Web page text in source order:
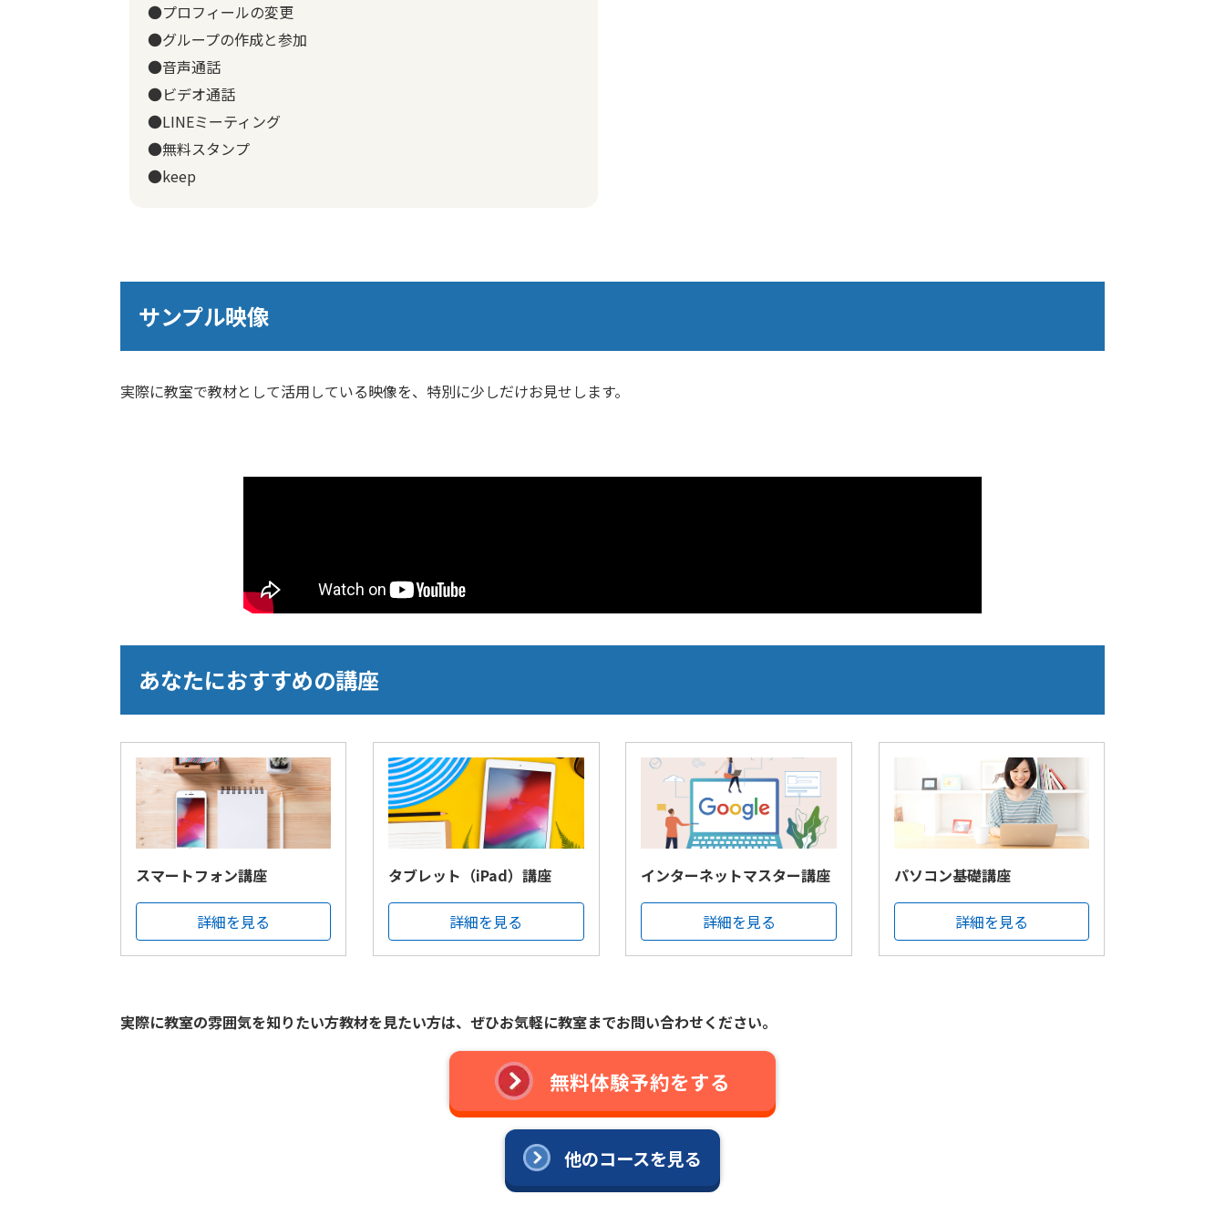
●プロフィールの変更
●グループの作成と参加
●音声通話
●ビデオ通話
●LINEミーティング
●無料スタンプ
●keep
サンプル映像
実際に教室で教材として活用している映像を、特別に少しだけお見せします。
あなたにおすすめの講座
スマートフォン講座
詳細を見る
タブレット（iPad）講座
詳細を見る
インターネットマスター講座
詳細を見る
パソコン基礎講座
詳細を見る
実際に教室の雰囲気を知りたい方教材を見たい方は、 ぜひお気軽に教室までお問い合わせください。
無料体験予約をする
他のコースを見る